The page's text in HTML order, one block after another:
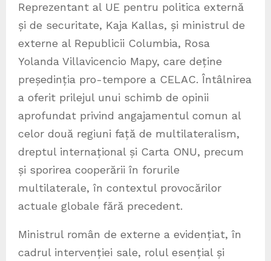
Reprezentant al UE pentru politica externă
și de securitate, Kaja Kallas, și ministrul de
externe al Republicii Columbia, Rosa
Yolanda Villavicencio Mapy, care deține
președinția pro-tempore a CELAC. Întâlnirea
a oferit prilejul unui schimb de opinii
aprofundat privind angajamentul comun al
celor două regiuni față de multilateralism,
dreptul internațional și Carta ONU, precum
și sporirea cooperării în forurile
multilaterale, în contextul provocărilor
actuale globale fără precedent.
Ministrul român de externe a evidențiat, în
cadrul intervenției sale, rolul esențial și